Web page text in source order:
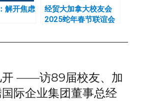
解开焦虑
经贸大加拿大校友会
2025蛇年春节联谊会
仪式圆满成功
开 ——访89届校友、加
际企业集团董事总经